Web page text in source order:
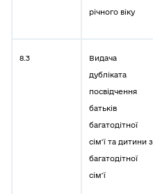
річного віку
8.3
Видача
дубліката
посвідчення
батьків
багатодітної
сім’ї та дитини з
багатодітної
сім’ї